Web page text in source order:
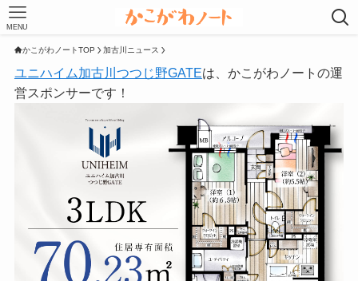
MENU
かこがわノートTOP 加古川ニュース
ユニハイム加古川つつじ野GATEは、かこがわノートの運
営スポンサーです！